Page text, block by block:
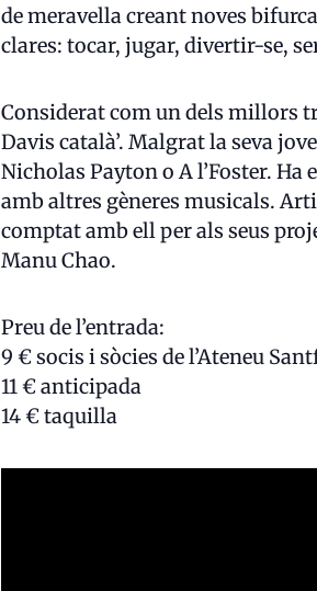
de meravella creant noves
clares: tocar, jugar, divertir-se,
Considerat com un dels millors
Davis català’. Malgrat la seva
Nicholas Payton o A l’Foster.
amb altres gèneres musicals.
comptat amb ell per als seus
Manu Chao.
Preu de l’entrada:
9 € socis i sòcies de l’Ateneu
11 € anticipada
14 € taquilla